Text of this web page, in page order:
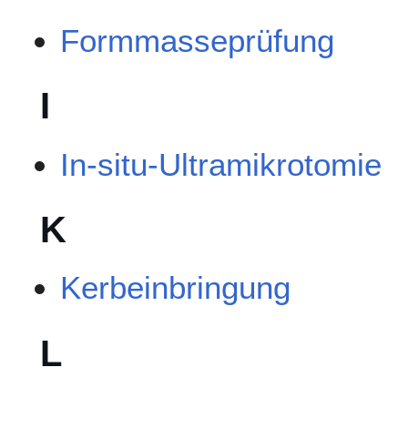
Formmasseprüfung
I
In-situ-Ultramikrotomie
K
Kerbeinbringung
L